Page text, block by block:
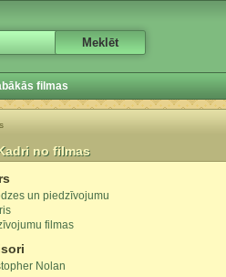
filmas
no filmas
un piedzīvojumu
filmas
Nolan